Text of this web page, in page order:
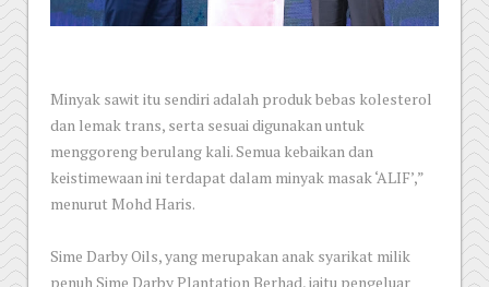
Minyak sawit itu sendiri adalah produk bebas kolesterol
dan lemak trans, serta sesuai digunakan untuk
menggoreng berulang kali. Semua kebaikan dan
keistimewaan ini terdapat dalam minyak masak ‘ALIF’,”
menurut Mohd Haris.
Sime Darby Oils, yang merupakan anak syarikat milik
penuh Sime Darby Plantation Berhad, iaitu pengeluar